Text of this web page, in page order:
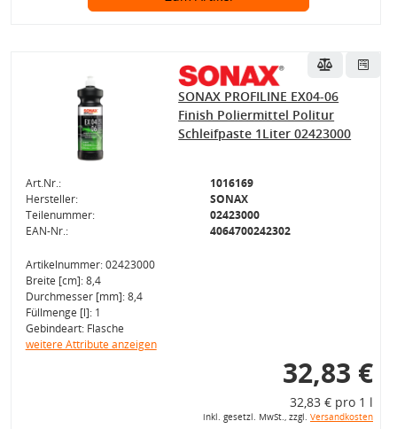
SONAX PROFILINE EX04-06
Finish Poliermittel Politur
Schleifpaste 1Liter 02423000
Art.Nr.:
1016169
Hersteller:
SONAX
Teilenummer:
02423000
EAN-Nr.:
4064700242302
Artikelnummer: 02423000
Breite [cm]: 8,4
Durchmesser [mm]: 8,4
Füllmenge [l]: 1
Gebindeart: Flasche
weitere Attribute anzeigen
32,83 €
32,83 € pro 1 l
inkl. gesetzl. MwSt., zzgl. Versandkosten